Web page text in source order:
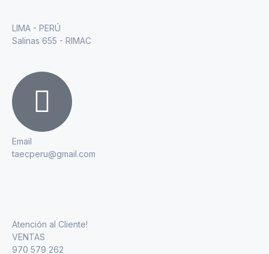
LIMA - PERÚ
Salinas 655 - RIMAC
Email
taecperu@gmail.com
Atención al Cliente!
VENTAS
970 579 262